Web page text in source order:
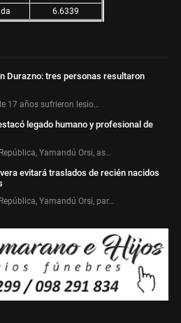
6.6339
Durazno: tres personas resultaron
17 años sufrieron lesio…
legado humano y profesional de
Yamandú Orsi, as…
evitará traslados de recién nacidos
Yamandú Orsi, par…